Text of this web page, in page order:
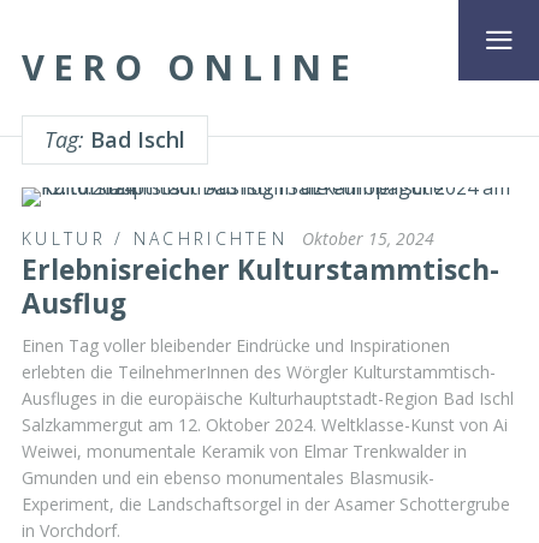
VERO ONLINE
Tag: Bad Ischl
KULTUR / NACHRICHTEN Oktober 15, 2024
Erlebnisreicher Kulturstammtisch-
Ausflug
Einen Tag voller bleibender Eindrücke und Inspirationen
erlebten die TeilnehmerInnen des Wörgler Kulturstammtisch-
Ausfluges in die europäische Kulturhauptstadt-Region Bad Ischl
Salzkammergut am 12. Oktober 2024. Weltklasse-Kunst von Ai
Weiwei, monumentale Keramik von Elmar Trenkwalder in
Gmunden und ein ebenso monumentales Blasmusik-
Experiment, die Landschaftsorgel in der Asamer Schottergrube
in Vorchdorf.